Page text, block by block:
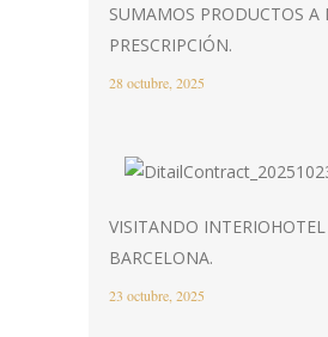
SUMAMOS PRODUCTOS A
PRESCRIPCIÓN.
28 octubre, 2025
VISITANDO
BARCELONA.
23 octubre, 2025